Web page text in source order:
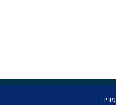
מדיה